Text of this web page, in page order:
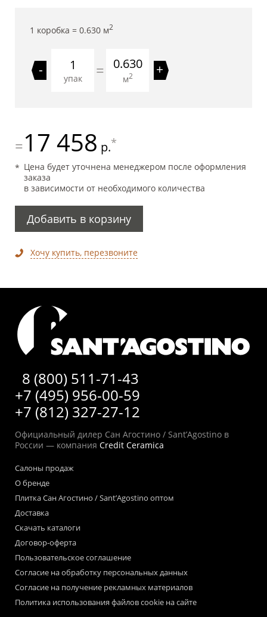
1 коробка = 0.630 м2
-
упак = 0.630
м2 +
=17 458 р.*
Цена будет уточнена менеджером после оформления
заказа
в зависимости от необходимого количества
Добавить в корзину
Хочу купить, перезвоните
8 (800) 511-71-43
+7 (495) 956-00-59
+7 (812) 327-27-12
Официальный дилер Сан Агостино / Sant’Agostino в
России — компания Credit Ceramica
Салоны продаж
О бренде
Плитка Сан Агостино / Sant’Agostino оптом
Доставка
Скачать каталоги
Договор-оферта
Пользовательское соглашение
Согласие на обработку персональных данных
Согласие на получение рекламных материалов
Политика использования файлов cookie на сайте